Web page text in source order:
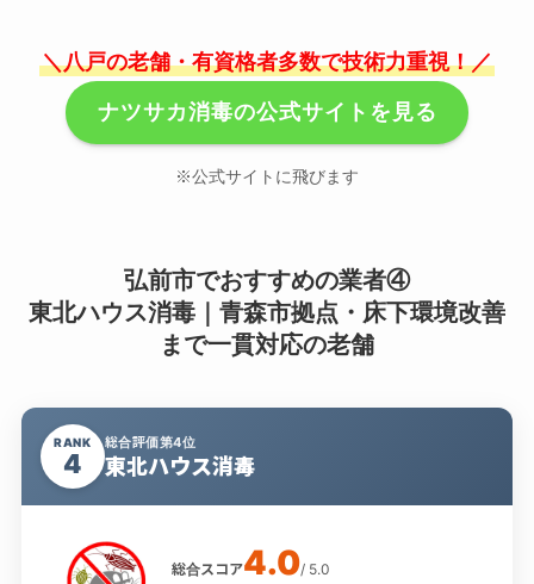
＼八戸の老舗・有資格者多数で技術力重視！／
ナツサカ消毒の公式サイトを見る
※公式サイトに飛びます
弘前市でおすすめの業者④
東北ハウス消毒｜青森市拠点・床下環境改善
まで一貫対応の老舗
RANK
4
総合評価第4位
東北ハウス消毒
総合スコア4.0/ 5.0